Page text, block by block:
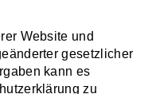
Website und
gesetzlicher
kann es
zu